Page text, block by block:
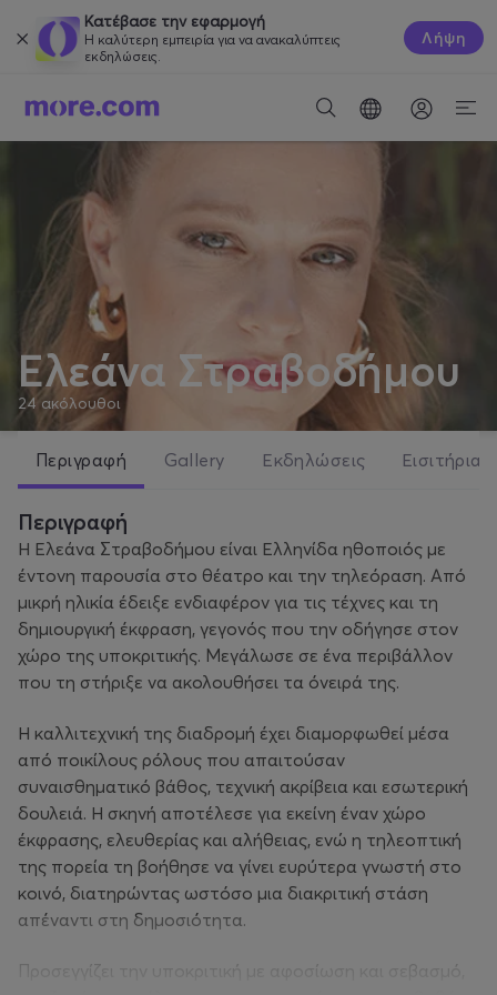
Κατέβασε την εφαρμογή
Η καλύτερη εμπειρία για να ανακαλύπτεις
εκδηλώσεις.
Λήψη
Ελεάνα Στραβοδήμου
24 ακόλουθοι
Περιγραφή Gallery Εκδηλώσεις Εισιτήρια
Περιγραφή
Η Ελεάνα Στραβοδήμου είναι Ελληνίδα ηθοποιός με
έντονη παρουσία στο θέατρο και την τηλεόραση. Από
μικρή ηλικία έδειξε ενδιαφέρον για τις τέχνες και τη
δημιουργική έκφραση, γεγονός που την οδήγησε στον
χώρο της υποκριτικής. Μεγάλωσε σε ένα περιβάλλον
που τη στήριξε να ακολουθήσει τα όνειρά της.
Η καλλιτεχνική της διαδρομή έχει διαμορφωθεί μέσα
από ποικίλους ρόλους που απαιτούσαν
συναισθηματικό βάθος, τεχνική ακρίβεια και εσωτερική
δουλειά. Η σκηνή αποτέλεσε για εκείνη έναν χώρο
έκφρασης, ελευθερίας και αλήθειας, ενώ η τηλεοπτική
της πορεία τη βοήθησε να γίνει ευρύτερα γνωστή στο
κοινό, διατηρώντας ωστόσο μια διακριτική στάση
απέναντι στη δημοσιότητα.
Προσεγγίζει την υποκριτική με αφοσίωση και σεβασμό,